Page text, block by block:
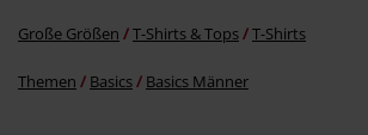
Große Größen T-Shirts & Tops T-Shirts
Themen Basics Basics Männer